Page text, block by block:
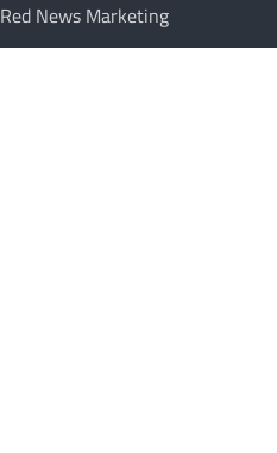
Red News Marketing